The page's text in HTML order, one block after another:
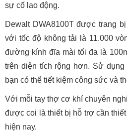
sự cố lao động.
Dewalt DWA8100T được trang
với tốc độ không tải là 11.000
đường kính đĩa mài tối đa là
trên diện tích rộng hơn. Sử
bạn có thể tiết kiệm công sức và
Với mỗi tay thợ cơ khí chuyên
được coi là thiết bị hỗ trợ cần
hiện nay.